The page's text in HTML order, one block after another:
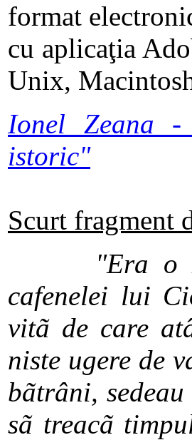
format
cu aplicaţia
Unix,
Ionel Zeana
istoric"
Scurt fragment
"Era o zi
cafenelei lui
vitã de care
niste ugere de
bãtrâni,
sã treacã